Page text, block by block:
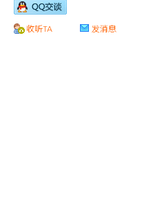
收听TA 发消息